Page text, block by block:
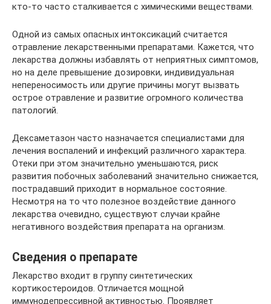
кто-то часто сталкивается с химическими веществами.
Одной из самых опасных интоксикаций считается
отравление лекарственными препаратами. Кажется, что
лекарства должны избавлять от неприятных симптомов,
но на деле превышение дозировки, индивидуальная
непереносимость или другие причины могут вызвать
острое отравление и развитие огромного количества
патологий.
Дексаметазон часто назначается специалистами для
лечения воспалений и инфекций различного характера.
Отеки при этом значительно уменьшаются, риск
развития побочных заболеваний значительно снижается,
пострадавший приходит в нормальное состояние.
Несмотря на то что полезное воздействие данного
лекарства очевидно, существуют случаи крайне
негативного воздействия препарата на организм.
Сведения о препарате
Лекарство входит в группу синтетических
кортикостероидов. Отличается мощной
иммунодепрессивной активностью. Проявляет